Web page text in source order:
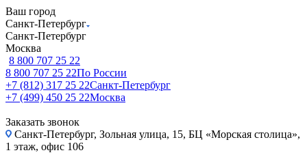
Ваш город
Санкт-Петербург
Санкт-Петербург
Москва
8 800 707 25 22
8 800 707 25 22По России
+7 (812) 317 25 22Санкт-Петербург
+7 (499) 450 25 22Москва
Заказать звонок
Санкт-Петербург, Зольная улица, 15, БЦ «Морская столица»,
1 этаж, офис 106